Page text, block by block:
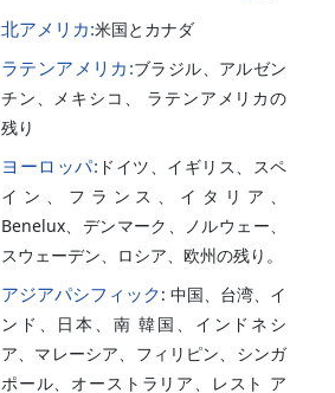
北アメリカ:米国とカナダ
ラテンアメリカ:ブラジル、アルゼン
チン、メキシコ、 ラテンアメリカの
残り
ヨーロッパ: ドイツ、イギリス、スペ
イン、フランス、イタリア、
Benelux、デンマーク、ノルウェー、
スウェーデン、ロシア、欧州の残り。
アジアパシフィック: 中国、台湾、イ
ンド、日本、南 韓国、インドネシ
ア、マレーシア、フィリピン、シンガ
ポール、オーストラリア、レスト ア